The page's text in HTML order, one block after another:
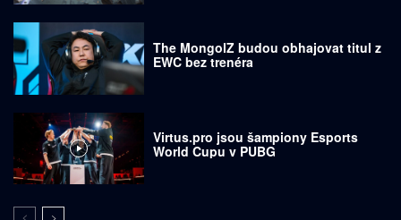
The MongolZ budou obhajovat titul z
EWC bez trenéra
Virtus.pro jsou šampiony Esports
World Cupu v PUBG